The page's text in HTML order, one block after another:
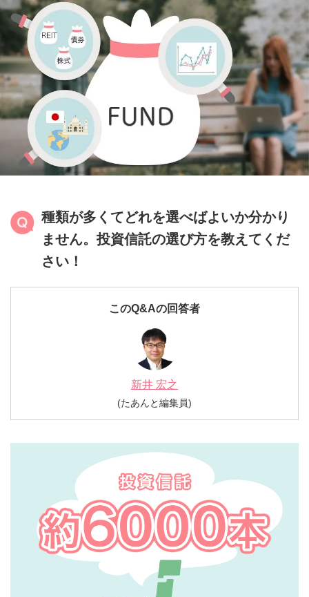
新NISAナビ
IFAナビ
Finasee
種類が多くてどれを選べばよいか分かり
ません。投資信託の選び方を教えてくだ
さい！
このQ&Aの回答者
新井 宏之
(たあんと編集員)